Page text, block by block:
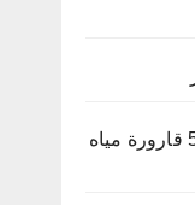
نابل: حجز أكثر من 5000 قارورة مياه